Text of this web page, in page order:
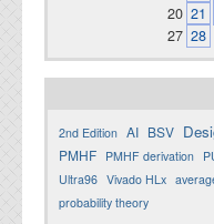
20 21
27 28
2nd Edition AI BSV
PMHF PMHF derivation
Ultra96 Vivado HLx
probability theory